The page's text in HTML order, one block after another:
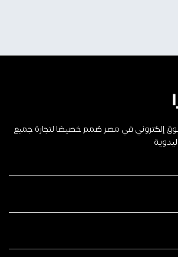
إلكتروني في مصر صُمم خصيصًا لتجارة جميع